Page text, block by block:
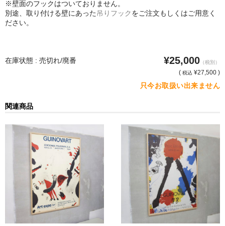
Folon
olivetti
カッズミイダ×手塚治虫額装
スペイン製アートポスター額装
フランス製モノクロフォト額装
Classic Pooh額装
※壁面のフックはついておりません。
別途、取り付ける壁にあった吊りフックをご注文もしくはご用意く
ださい。
在庫状態 : 売切れ/廃番 ¥25,000 （税別）
( 税込 ¥27,500 )
只今お取扱い出来ません
関連商品